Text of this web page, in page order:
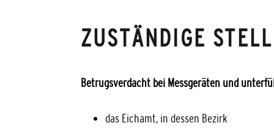
ZUSTÄNDIGE
Betrugsverdacht bei Messgeräten und
das Eichamt, in dessen Bezirk